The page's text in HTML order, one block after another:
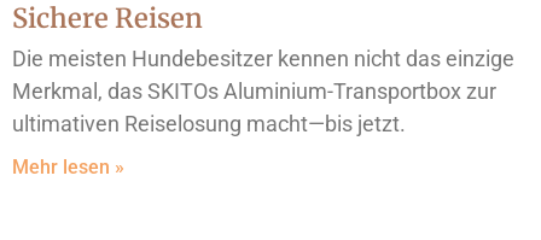
Sichere Reisen
Die meisten Hundebesitzer kennen nicht das einzige
Merkmal, das SKITOs Aluminium-Transportbox zur
ultimativen Reiselosung macht—bis jetzt.
Mehr lesen »